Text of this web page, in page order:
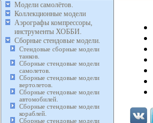
Модели самолётов.
Коллекционные модели
Аэрографы компрессоры,
инструменты ХОББИ.
Сборные стендовые модели.
Стендовые сборные модели
танков.
Сборные стендовые модели
самолетов.
Сборные стендовые модели
вертолетов.
Сборные стендовые модели
автомобилей.
Сборные стендовые модели
кораблей.
Сборные стендовые модели